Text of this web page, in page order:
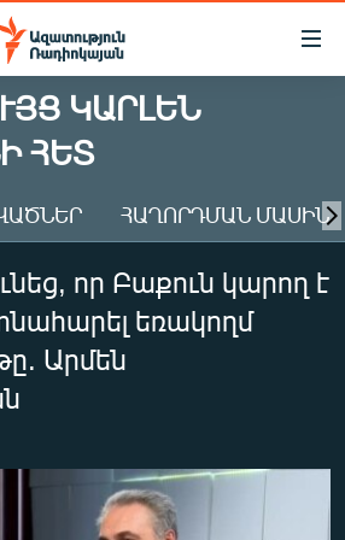
ԿԱՐԼԵՆ
ՀԵՏ
ՀԱՂՈՐԴՄԱՆ ՄԱՍԻՆ
որ Բաքուն կարող է
եռակողմ
Արմեն